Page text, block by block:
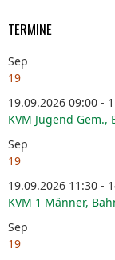
TERMINE
Sep
19
19.09.2026 09:00 -
KVM Jugend Gem.,
Sep
19
19.09.2026 11:30 -
KVM 1 Männer,
Sep
19